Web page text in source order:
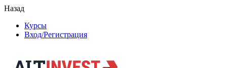
Назад
Курсы
Вход/Регистрация